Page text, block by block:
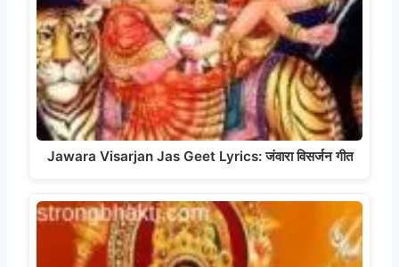
Jawara Visarjan Jas Geet Lyrics: जंवारा विसर्जन गीत